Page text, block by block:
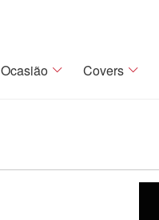
Ocasião Covers